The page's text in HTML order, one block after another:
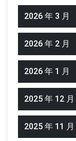
2026 年 3 月
2026 年 2 月
2026 年 1 月
2025 年 12 月
2025 年 11 月